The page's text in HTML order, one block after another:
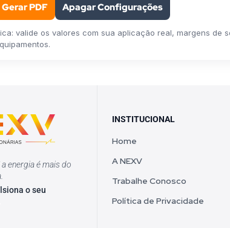
Gerar PDF Apagar Configurações
valide os valores com sua aplicação real, margens de
a energia é mais do
o seu
INSTITUCIONAL
Home
A NEXV
Trabalhe Conosco
Política de Privacidade